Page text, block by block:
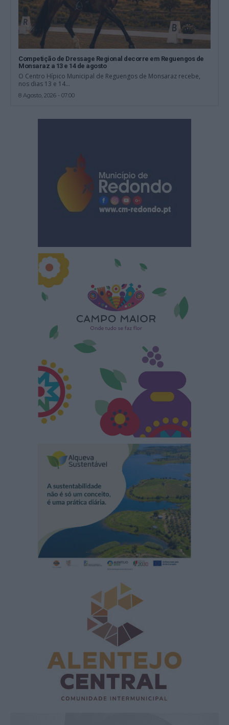
Competição de Dressage Regional decorre em Reguengos de
Monsaraz a 13 e 14 de agosto
O Centro Hípico Municipal de Reguengos de Monsaraz recebe,
nos dias 13 e 14...
8 Agosto, 2026 - 07:00